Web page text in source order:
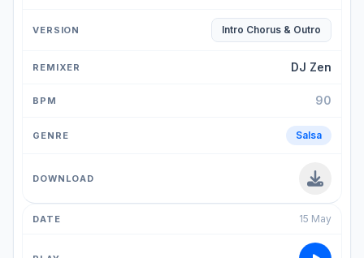
Intro Chorus & Outro
DJ Zen
90
Salsa
15 May